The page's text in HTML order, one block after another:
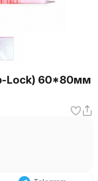
Lock) 60*80мм